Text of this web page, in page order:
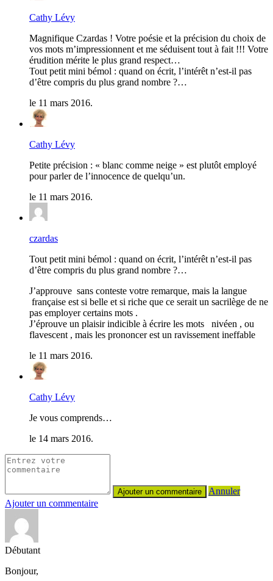
Cathy Lévy
Magnifique Czardas ! Votre poésie et la précision du choix de
vos mots m’impressionnent et me séduisent tout à fait !!! Votre
érudition mérite le plus grand respect…
Tout petit mini bémol : quand on écrit, l’intérêt n’est-il pas
d’être compris du plus grand nombre ?…
le 11 mars 2016.
Cathy Lévy
Petite précision : « blanc comme neige » est plutôt employé
pour parler de l’innocence de quelqu’un.
le 11 mars 2016.
czardas
Tout petit mini bémol : quand on écrit, l’intérêt n’est-il pas
d’être compris du plus grand nombre ?…
J’approuve sans conteste votre remarque, mais la langue
française est si belle et si riche que ce serait un sacrilège de ne
pas employer certains mots .
J’éprouve un plaisir indicible à écrire les mots nivéen , ou
flavescent , mais les prononcer est un ravissement ineffable
le 11 mars 2016.
Cathy Lévy
Je vous comprends…
le 14 mars 2016.
Annuler
Ajouter un commentaire
Débutant
Bonjour,